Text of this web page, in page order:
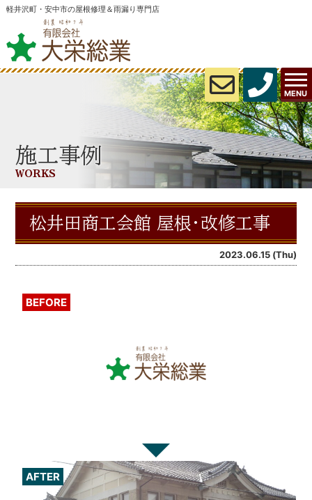
軽井沢町・安中市の屋根修理＆雨漏り専門店
MENU
施工事例
WORKS
松井田商工会館 屋根・改修工事
2023.06.15 (Thu)
BEFORE
AFTER